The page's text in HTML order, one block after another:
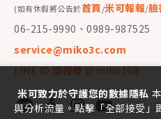
(如有休假將公告於首頁/米可報報/臉
06-215-9990、0989-987525
service@miko3c.com
LINE ID 請搜尋 @miko168
米可致力於守護您的數據隱私
與分析流量。點擊「全部接受